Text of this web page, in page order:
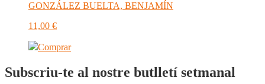
GONZÁLEZ BUELTA, BENJAMÍN
11,00 €
Comprar
Subscriu-te al nostre butlletí setmanal